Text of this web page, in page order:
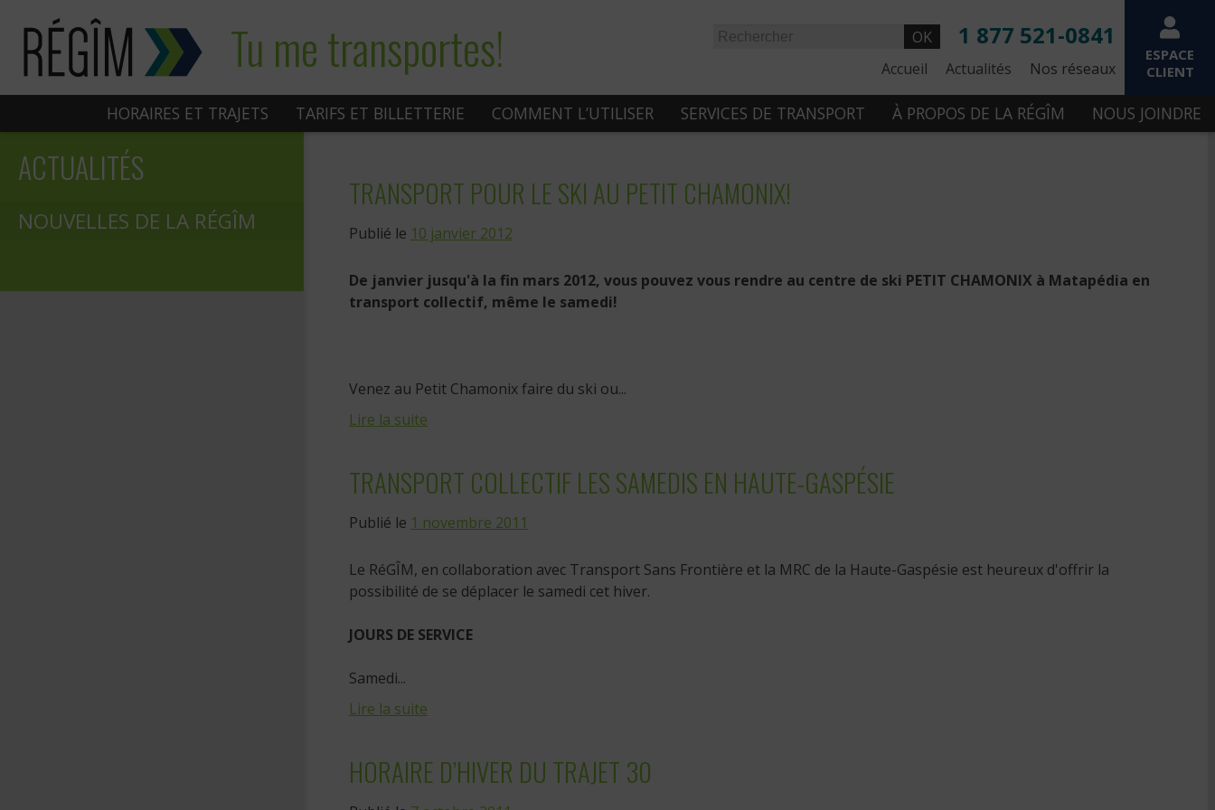
contenu
Tu me transportes!
ESPACE
CLIENT
1 877 521-0841
OK
Nos réseaux
Accueil Actualités
HORAIRES ET TRAJETS TARIFS ET BILLETTERIE COMMENT L’UTILISER SERVICES DE TRANSPORT À PROPOS DE LA RÉGÎM NOUS JOINDRE
ACTUALITÉS
NOUVELLES DE LA RÉGÎM
TRANSPORT POUR LE SKI AU PETIT CHAMONIX!
Publié le 10 janvier 2012
De janvier jusqu'à la fin mars 2012, vous pouvez vous rendre au centre de ski PETIT CHAMONIX à Matapédia en
transport collectif, même le samedi!
Venez au Petit Chamonix faire du ski ou...
Lire la suite
TRANSPORT COLLECTIF LES SAMEDIS EN HAUTE-GASPÉSIE
Publié le 1 novembre 2011
Le RéGÎM, en collaboration avec Transport Sans Frontière et la MRC de la Haute-Gaspésie est heureux d'offrir la
possibilité de se déplacer le samedi cet hiver.
JOURS DE SERVICE
Samedi...
Lire la suite
HORAIRE D’HIVER DU TRAJET 30